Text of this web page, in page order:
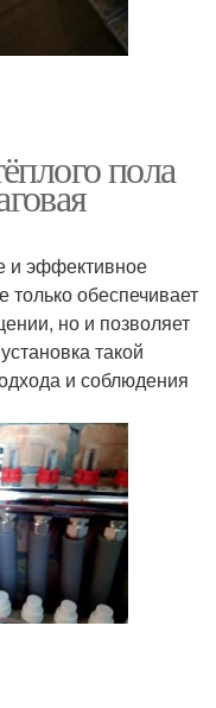
пола
и эффективное
обеспечивает
но и позволяет
такой
и соблюдения